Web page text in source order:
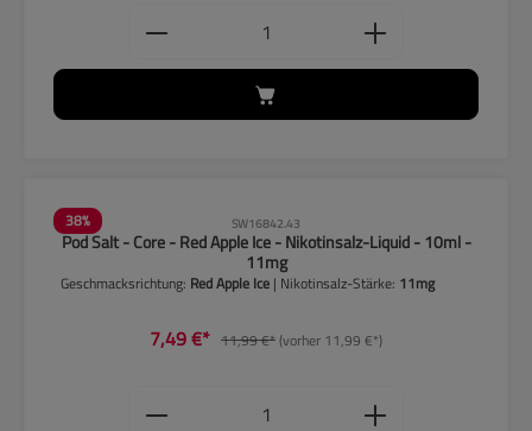
Produkt Anzahl: Gib den
38% SW16842.43
Pod Salt - Core - Red Apple Ice - Nikotinsalz-Liquid - 10ml -
11mg
Geschmacksrichtung: Red Apple Ice | Nikotinsalz-Stärke: 11mg
7,49 €* 11,99 €*(vorher 11,99 €*)
Produkt Anzahl: Gib den